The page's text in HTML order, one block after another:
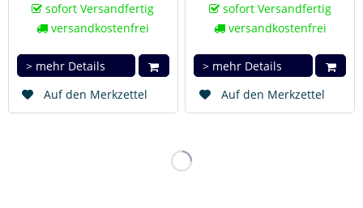
sofort Versandfertig
versandkostenfrei
> mehr Details
Auf den Merkzettel
sofort Versandfertig
versandkostenfrei
> mehr Details
Auf den Merkzettel